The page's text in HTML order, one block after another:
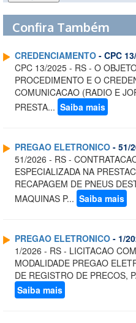
Confira Também
CREDENCIAMENTO - CPC
CPC 13/2025 - RS - O
PROCEDIMENTO E O
COMUNICACAO (RADIO E
PRESTA... Saiba mais
PREGAO ELETRONICO - 51/
51/2026 - RS -
ESPECIALIZADA NA
RECAPAGEM DE PNEUS
MAQUINAS P... Saiba mais
PREGAO ELETRONICO - 1/
1/2026 - RS - LICITACAO
MODALIDADE PREGAO
DE REGISTRO DE PRECOS,
Saiba mais